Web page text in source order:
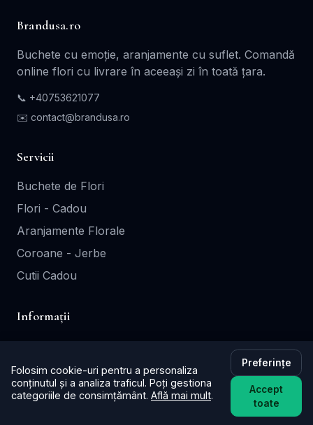
Brandusa.ro
Buchete cu emoție, aranjamente cu suflet. Comandă
online flori cu livrare în aceeași zi în toată țara.
📞 +40753621077
✉️ contact@brandusa.ro
Servicii
Buchete de Flori
Flori - Cadou
Aranjamente Florale
Coroane - Jerbe
Cutii Cadou
Informații
Contact
Termeni și Condiții
Politica de Confidențialitate
Folosim cookie-uri pentru a personaliza
conținutul și a analiza traficul. Poți gestiona
categoriile de consimțământ. Află mai mult.
Preferințe
Accept
toate